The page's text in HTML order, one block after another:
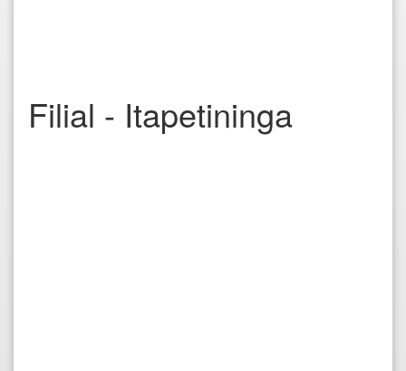
Filial - Itapetininga